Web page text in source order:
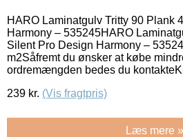
HARO Laminatgulv Tritty 90 Plank
Harmony – 535245HARO
Silent Pro Design Harmony –
m2Såfremt du ønsker at købe
ordremængden bedes du
239 kr. (Vis fragtpris)
Læs mere »